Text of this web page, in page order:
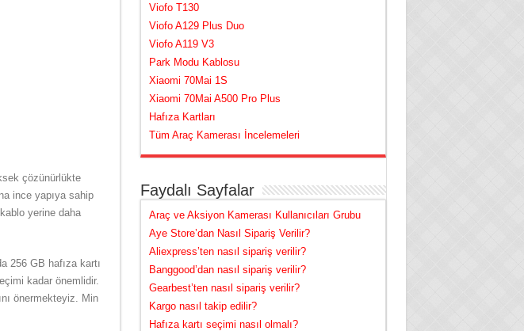
çözünürlükte
ince yapıya sahip
yerine daha
256 GB hafıza kartı
kadar önemlidir.
önermekteyiz. Min
Viofo T130
Viofo A129 Plus Duo
Viofo A119 V3
Park Modu Kablosu
Xiaomi 70Mai 1S
Xiaomi 70Mai A500 Pro Plus
Hafıza Kartları
Tüm Araç Kamerası İncelemeleri
Faydalı Sayfalar
Araç ve Aksiyon Kamerası Kullanıcıları Grubu
Aye Store’dan Nasıl Sipariş Verilir?
Aliexpress’ten nasıl sipariş verilir?
Banggood’dan nasıl sipariş verilir?
Gearbest’ten nasıl sipariş verilir?
Kargo nasıl takip edilir?
Hafıza kartı seçimi nasıl olmalı?